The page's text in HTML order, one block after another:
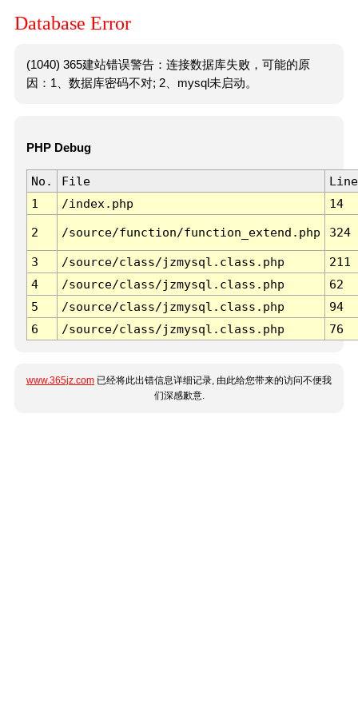
Database Error
(1040) 365建站错误警告：连接数据库失败，可能的原
因：1、数据库密码不对; 2、mysql未启动。
PHP Debug
No. File
Line
1
/index.php 14
2 /source/function/function_extend.php 324
3 /source/class/jzmysql.class.php
211
4
/source/class/jzmysql.class.php
62
5
/source/class/jzmysql.class.php
94
6
/source/class/jzmysql.class.php 76
www.365jz.com 已经将此出错信息详细记录, 由此给您带来的访问不便我
们深感歉意.